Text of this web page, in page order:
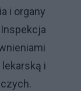
i organy
i